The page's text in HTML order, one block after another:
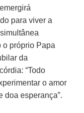
para viver a
o próprio Papa
da
“Todo
o amor
doa esperança”.